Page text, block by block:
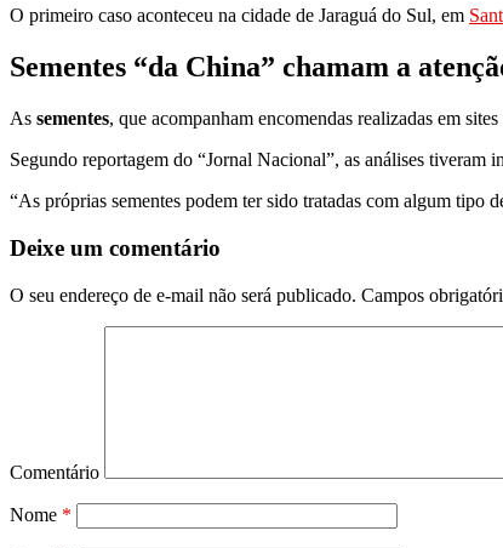
O primeiro caso aconteceu na cidade de Jaraguá do Sul, em
Sementes “da China” chamam a
As sementes, que acompanham encomendas realizadas em
Segundo reportagem do “Jornal Nacional”, as análises tiveram
“As próprias sementes podem ter sido tratadas com algum tipo
Deixe um comentário
O seu endereço de e-mail não será publicado. Campos
Comentário
Nome *